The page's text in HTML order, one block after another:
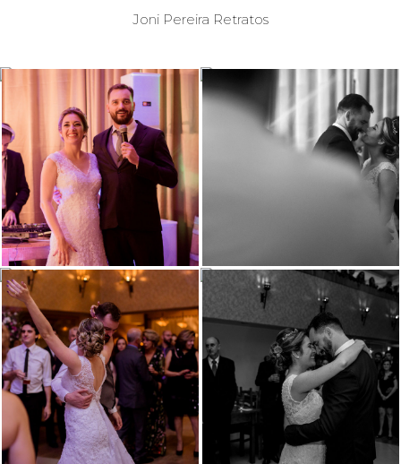
Joni Pereira Retratos